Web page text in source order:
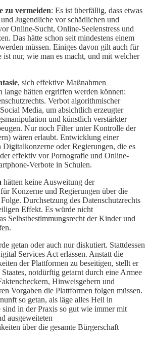
zu vermeiden: Es ist überfällig, dass etwas
Jugendliche vor schädlichen und
Online-Sucht, Online-Seelenstress und
Das hätte schon seit mindestens einem
müssen. Einiges davon gilt auch für
ist nur, wie man es macht, und mit welcher
, sich effektive Maßnahmen
lange hätten ergriffen werden können:
Verbot algorithmischer
Media, um absichtlich erzeugter
und künstlich verstärkter
Nur noch Filter unter Kontrolle der
wären erlaubt. Entwicklung einer
oder Regierungen, die es
effektiv vor Pornografie und Online-
Verbote in Schulen.
hätten keine Ausweitung der
Konzerne und Regierungen über die
Durchsetzung des Datenschutzrechts
Effekt. Es würde nicht
Selbstbestimmungsrecht der Kinder und
getan oder auch nur diskutiert. Stattdessen
Services Act erlassen. Anstatt die
der Plattformen zu beseitigen, stellt er
notdürftig getarnt durch eine Armee
Hinweisgebern und
Vorgaben die Plattformen folgen müssen.
so getan, als läge alles Heil in
in der Praxis so gut wie immer mit
ausgeweiteten
über die gesamte Bürgerschaft